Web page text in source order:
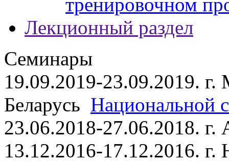
Лекционный раздел
Семинары
19.09.2019-23.09.2019. г.
Беларусь Национальной
23.06.2018-27.06.2018.
13.12.2016-17.12.2016.